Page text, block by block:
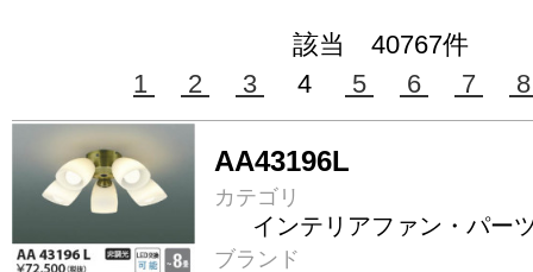
該当 40767件
1
2 3 4 5 6 7
AA43196L
カテゴリ
インテリアファン・パー
ブランド